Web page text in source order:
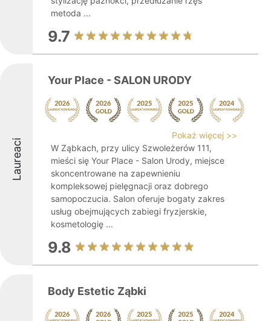
metoda ...
9.7
Laureaci
Your Place - SALON URODY
Pokaż więcej >>
W Ząbkach, przy ulicy Szwoleżerów 111,
mieści się Your Place - Salon Urody, miejsce
skoncentrowane na zapewnieniu
kompleksowej pielęgnacji oraz dobrego
samopoczucia. Salon oferuje bogaty zakres
usług obejmujących zabiegi fryzjerskie,
kosmetologię ...
9.8
Body Estetic Ząbki